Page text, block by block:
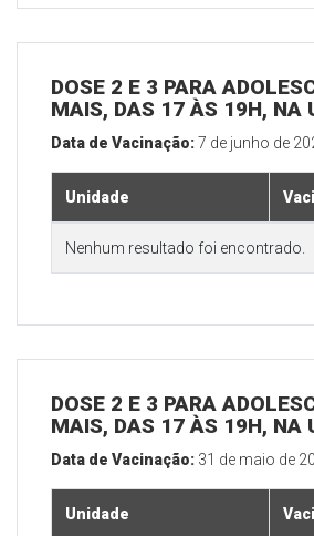
DOSE 2 E 3 PARA
MAIS, DAS 17 ÀS 19H, NA
Data de Vacinação:7 de junho de
Unidade
Nenhum resultado foi encontrado.
DOSE 2 E 3 PARA
MAIS, DAS 17 ÀS 19H, NA
Data de Vacinação: 31 de maio de
Unidade